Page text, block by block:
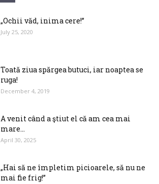
„Ochii văd, inima cere!”
July 25, 2020
Toată ziua spărgea butuci, iar noaptea se
ruga!
December 4, 2019
A venit când a ştiut el că am cea mai
mare...
April 30, 2025
„Hai să ne împletim picioarele, să nu ne
mai fie frig!”